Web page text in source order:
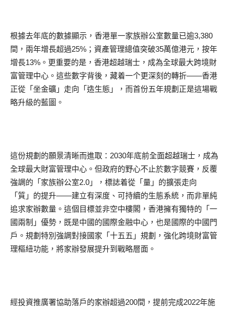
根據去年底的數據顯示，香港單一家族辦公室數量已逾3,380
間，兩年增長超過25%；資產管理總值突破35萬億港元，按年
增長13%。更重要的是，香港超越瑞士，成為全球最大跨境財
富管理中心。這些數字背後，藏着一个更深刻的轉折——香港
正從「坐金礦」走向「造生態」，而首份五年規劃正是這場戰
略升級的藍圖。
這份規劃的願景清晰而進取：2030年底前全面超越瑞士，成為
全球最大財富管理中心。但政府的野心不止於數字競賽，反覆
強調的「家族辦公室2.0」，標誌着從「量」的擴張走向
「質」的提升——建立有深度、可持續的生態系統，而非單純
追求家辦數量。這個目標並非空中樓閣，香港擁有獨特的「一
國兩制」優勢，既是中國的國際金融中心，也是國際的中國門
戶。規劃特別強調對接國家「十五五」規劃，強化跨境財富管
理樞紐功能，將家辦發展提升到戰略層面。
經投資推廣署協助落戶的家辦超過200間，提前完成2022年施